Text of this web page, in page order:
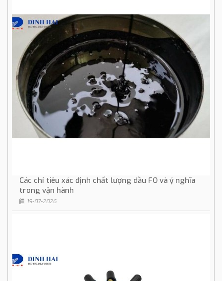
Các chỉ tiêu xác định chất lượng dầu FO và ý nghĩa
trong vận hành
19-07-2026